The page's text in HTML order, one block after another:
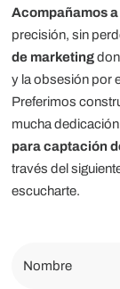
Acompañamos
precisión, sin
de marketing
y la obsesión por
Preferimos
mucha
para captación
través del
escucharte.